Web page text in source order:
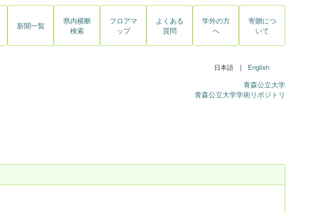
新聞一覧
県内横断
検索
フロアマ
ップ
よくある
質問
学外の方
へ
寄贈につ
いて
日本語 | English
青森公立大学
青森公立大学学術リポジトリ